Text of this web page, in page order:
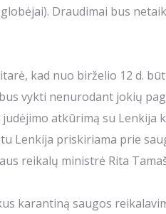
Draudimai bus
kad nuo birželio 12 d.
vykti nenurodant jokių
judėjimo atkūrimą su
Lenkija priskiriama prie
reikalų ministrė Rita
karantiną saugos